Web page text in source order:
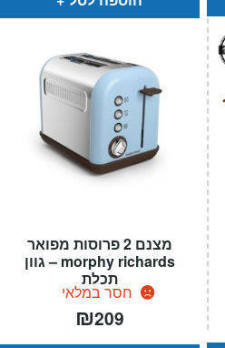
מצנם 2 פרוסות מפואר
morphy richards – גוון
תכלת
חסר במלאי
₪209